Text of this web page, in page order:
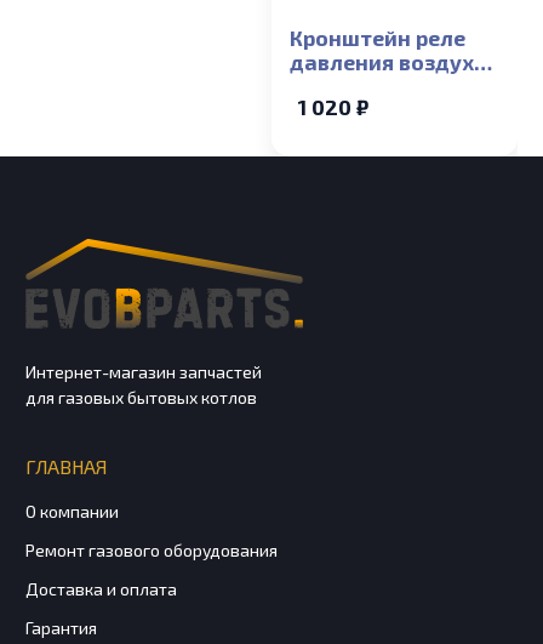
Кронштейн реле
давления воздуха
1 020 ₽
Интернет-магазин запчастей
для газовых бытовых котлов
ГЛАВНАЯ
О компании
Ремонт газового оборудования
Доставка и оплата
Гарантия